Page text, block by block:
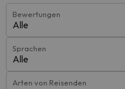
Bewertungen
Alle
Sprachen
Alle
Arten von Reisenden